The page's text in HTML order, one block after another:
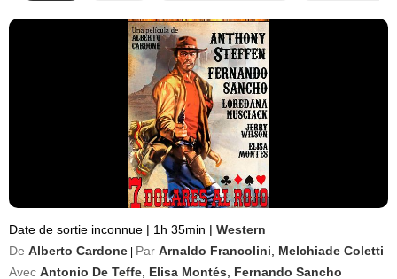
Date de sortie inconnue | 1h 35min | Western
De Alberto Cardone Par Arnaldo Francolini
Melchiade Coletti
Avec Antonio De Teffe Elisa Montés
Fernando Sancho